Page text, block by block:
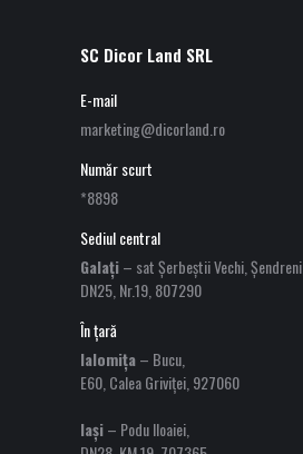
SC Dicor Land SRL
E-mail
marketing@dicorland.ro
Număr scurt
*8898
Sediul central
Galați– sat Șerbeștii Vechi, Șendreni,
DN25, Nr.19, 807290
În țară
Ialomița– Bucu,
E60, Calea Griviței, 927060
Iași– Podu Iloaiei,